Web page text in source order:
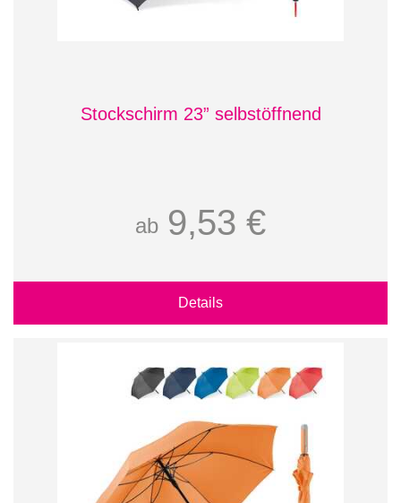
Stockschirm 23” selbstöffnend
ab 9,53 €
Details